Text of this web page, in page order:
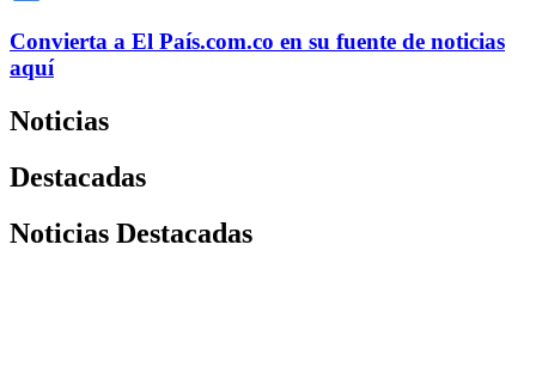
Convierta a El País.com.co en su fuente de noticias
aquí
Noticias
Destacadas
Noticias Destacadas